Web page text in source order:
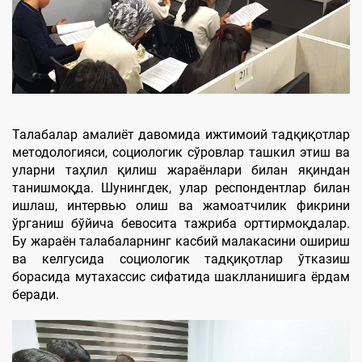
Талабалар амалиёт давомида ижтимоий тадқиқотлар
методологияси, социологик сўровлар ташкил этиш ва
уларни таҳлил қилиш жараёнлари билан яқиндан
танишмоқда. Шунингдек, улар респондентлар билан
ишлаш, интервью олиш ва жамоатчилик фикрини
ўрганиш бўйича бевосита тажриба орттирмоқдалар.
Бу жараён талабаларнинг касбий малакасини ошириш
ва келгусида социологик тадқиқотлар ўтказиш
борасида мутахассис сифатида шаклланишига ёрдам
беради.